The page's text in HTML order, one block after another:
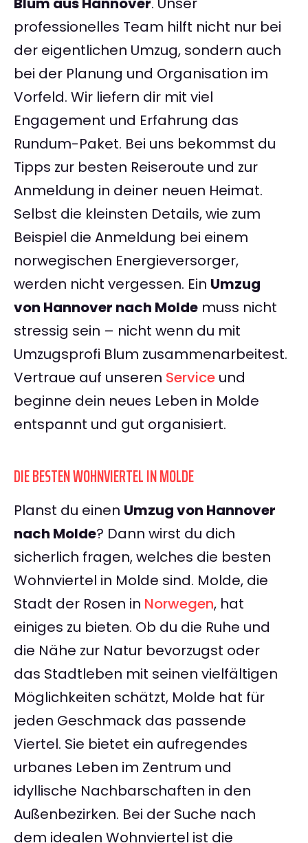
professionelles Team hilft nicht nur bei
der eigentlichen Umzug, sondern auch
bei der Planung und Organisation im
Vorfeld. Wir liefern dir mit viel
Engagement und Erfahrung das
Rundum-Paket. Bei uns bekommst du
Tipps zur besten Reiseroute und zur
Anmeldung in deiner neuen Heimat.
Selbst die kleinsten Details, wie zum
Beispiel die Anmeldung bei einem
norwegischen Energieversorger,
werden nicht vergessen. Ein Umzug
von Hannover nach Molde muss nicht
stressig sein – nicht wenn du mit
Umzugsprofi Blum zusammenarbeitest.
Vertraue auf unseren Service und
beginne dein neues Leben in Molde
entspannt und gut organisiert.
DIE BESTEN WOHNVIERTEL IN MOLDE
Planst du einen Umzug von Hannover
nach Molde? Dann wirst du dich
sicherlich fragen, welches die besten
Wohnviertel in Molde sind. Molde, die
Stadt der Rosen in Norwegen, hat
einiges zu bieten. Ob du die Ruhe und
die Nähe zur Natur bevorzugst oder
das Stadtleben mit seinen vielfältigen
Möglichkeiten schätzt, Molde hat für
jeden Geschmack das passende
Viertel. Sie bietet ein aufregendes
urbanes Leben im Zentrum und
idyllische Nachbarschaften in den
Außenbezirken. Bei der Suche nach
dem idealen Wohnviertel ist die